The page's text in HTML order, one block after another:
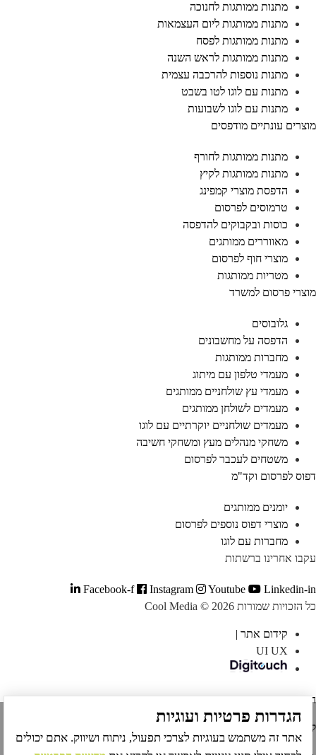
מתנות ממותגות לחנוכה
מתנות ממותגות ליום העצמאות
מתנות ממותגות לפסח
מתנות ממותגות לראש השנה
מתנות נוספות להרכבה עצמית
מתנות עם לוגו לטו בשבט
מתנות עם לוגו לשבועות
מוצרים עונתיים מודפסים
מתנות ממותגות לחורף
מתנות ממותגות לקיץ
הדפסת מוצרי קמפינג
טרמוסים לפרסום
כוסות ובקבוקים להדפסה
מאווררים ממותגים
מוצרי חוף לפרסום
מטריות ממותגות
מוצרי פרסום למשרד
גלובוסים
הדפסה על מחשבונים
מחברות ממותגות
מעמדי טלפון עם מיתוג
מעמדי עץ שולחניים ממותגים
מעמדים לשולחן ממותגים
מעמדים שולחניים יוקרתיים עם לוגו
משחקי מנהלים מעץ ומשחקי חשיבה
משטחים לעכבר לפרסום
דפוס לפרסום וקד"מ
יומנים ממותגים
מוצרי דפוס נוספים לפרסום
מחברות עם לוגו
עקבו אחרינו ברשתות
Facebook-f Instagram Youtube
Linkedin-in
כל הזכויות שמורות Cool Media © 2026
קידום אתר |
UI UX
הצהרת נגישות
לפרטים והזמנות:
הגדרות פרטיות ועוגיות
אתר זה משתמש בעוגיות לצרכי תפעול, ניתוח ושיווק. אתם יכולים